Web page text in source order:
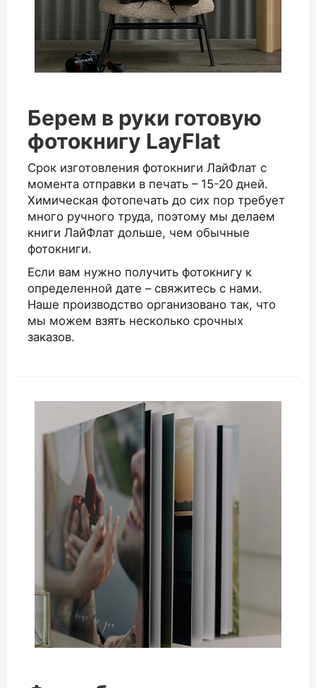
Берем в руки готовую
фотокнигу LayFlat
Срок изготовления фотокниги ЛайФлат с
момента отправки в печать – 15-20 дней.
Химическая фотопечать до сих пор требует
много ручного труда, поэтому мы делаем
книги ЛайФлат дольше, чем обычные
фотокниги.
Если вам нужно получить фотокнигу к
определенной дате – свяжитесь с нами.
Наше производство организовано так, что
мы можем взять несколько срочных
заказов.